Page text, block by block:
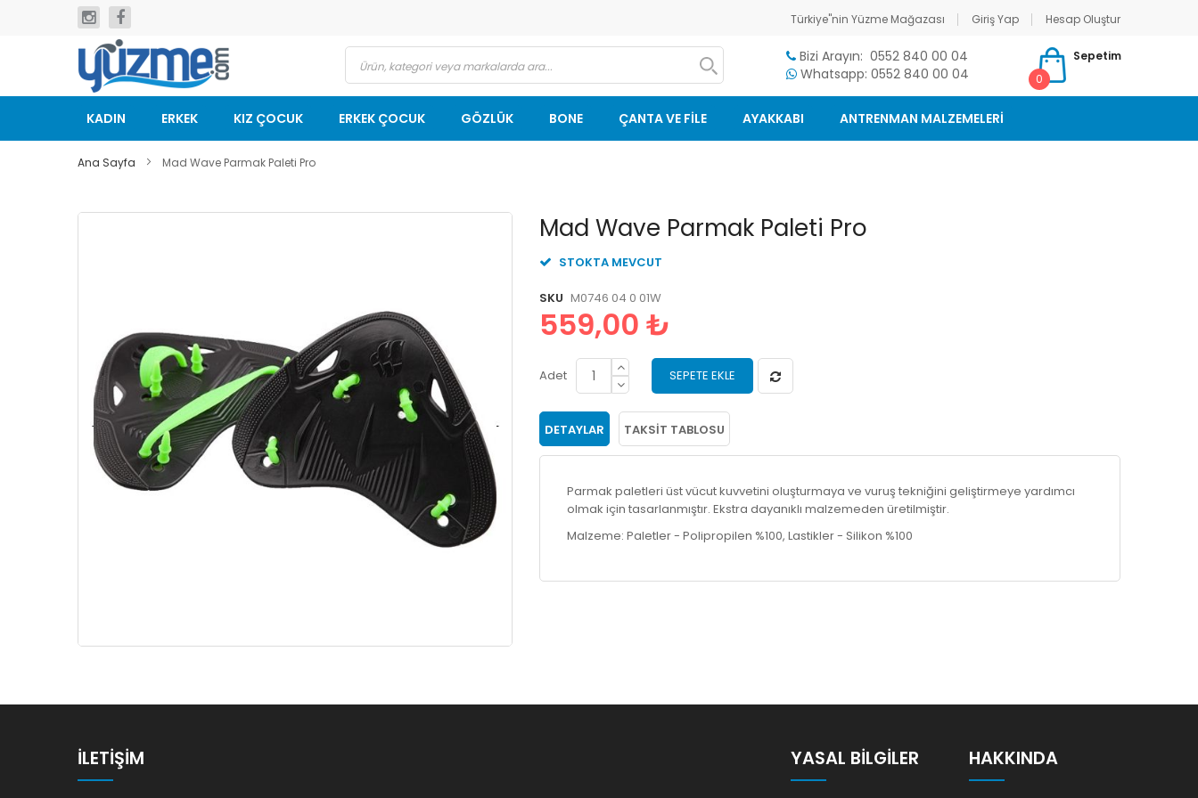
Türkiye"nin Yüzme Mağazası Giriş Yap
Hesap Oluştur
geç
Bizi Arayın: 0552 840 00 04
Whatsapp: 0552 840 00 04
Sepetim
0
KADIN ERKEK KIZ ÇOCUK ERKEK ÇOCUK GÖZLÜK BONE ÇANTA VE FİLE AYAKKABI ANTRENMAN MALZEMELERİ
Ana Sayfa Mad Wave Parmak Paleti Pro
Mad Wave Parmak Paleti Pro
STOKTA MEVCUT
SKU M0746 04 0 01W
559,00 ₺
Adet SEPETE EKLE
DETAYLAR TAKSIT TABLOSU
Parmak paletleri üst vücut kuvvetini oluşturmaya ve vuruş tekniğini geliştirmeye yardımcı
olmak için tasarlanmıştır. Ekstra dayanıklı malzemeden üretilmiştir.
Malzeme: Paletler - Polipropilen %100, Lastikler - Silikon %100
Resim
Resim
galerisinin
başlangıcına
İLETIŞIM YASAL BILGILER HAKKINDA